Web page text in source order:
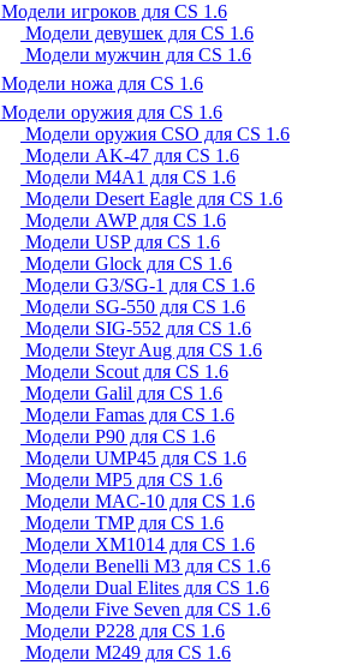
Модели игроков для CS 1.6
Модели девушек для CS 1.6
Модели мужчин для CS 1.6
Модели ножа для CS 1.6
Модели оружия для CS 1.6
Модели оружия CSO для CS 1.6
Модели AK-47 для CS 1.6
Модели M4A1 для CS 1.6
Модели Desert Eagle для CS 1.6
Модели AWP для CS 1.6
Модели USP для CS 1.6
Модели Glock для CS 1.6
Модели G3/SG-1 для CS 1.6
Модели SG-550 для CS 1.6
Модели SIG-552 для CS 1.6
Модели Steyr Aug для CS 1.6
Модели Scout для CS 1.6
Модели Galil для CS 1.6
Модели Famas для CS 1.6
Модели P90 для CS 1.6
Модели UMP45 для CS 1.6
Модели MP5 для CS 1.6
Модели MAC-10 для CS 1.6
Модели TMP для CS 1.6
Модели XM1014 для CS 1.6
Модели Benelli M3 для CS 1.6
Модели Dual Elites для CS 1.6
Модели Five Seven для CS 1.6
Модели P228 для CS 1.6
Модели M249 для CS 1.6